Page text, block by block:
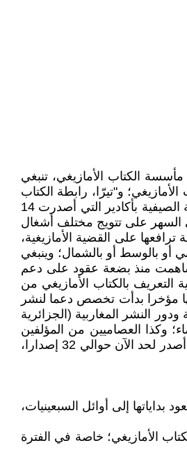
الكتاب الأمازيغي، تنبغي
في ما يخص إنتاج الكتاب الأمازيغي؛ و"تيرّا، رابطة الكتاب
بالأمازيغية" التي أصدرت لحد الآن 140 كتابا، وخاصة لتخصصها في إصدار الكتاب بالأمازيغية ودعمها للشباب في مجال هذا التخصص؛ وجمعية الجامعة الصيفية بأكادير التي أصدرت 14
في السهر على تتويج مختلف أشغال
على القضية الأمازيغية،
أو بالوسط أو بالشمال؛ وينبغي
ساهمت منذ بضعة عقود على دعم
التعريف بالكتاب الأمازيغي من
مؤخرا بدأت تخصص دعما لنشر
النشر المغاربية (الجزائرية
وكذا العصاميين من المؤلفين
الأفراد داخل المغرب وخارجه، رغم ما تكبدوه ويتكبدونه من تضحيات كبيرة على مستوى النشر والتوزيع (ومن بينهم قيدومهم ذ. محمد مستاوي الذي أصدر لحد الآن حوالي 32 إصدارا،
إلى أوائل السبعينيات،
الأمازيغي؛ خاصة في الفترة